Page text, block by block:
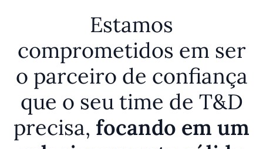
Estamos
comprometidos em ser
o parceiro de confiança
que o seu time de T&D
precisa, focando em um